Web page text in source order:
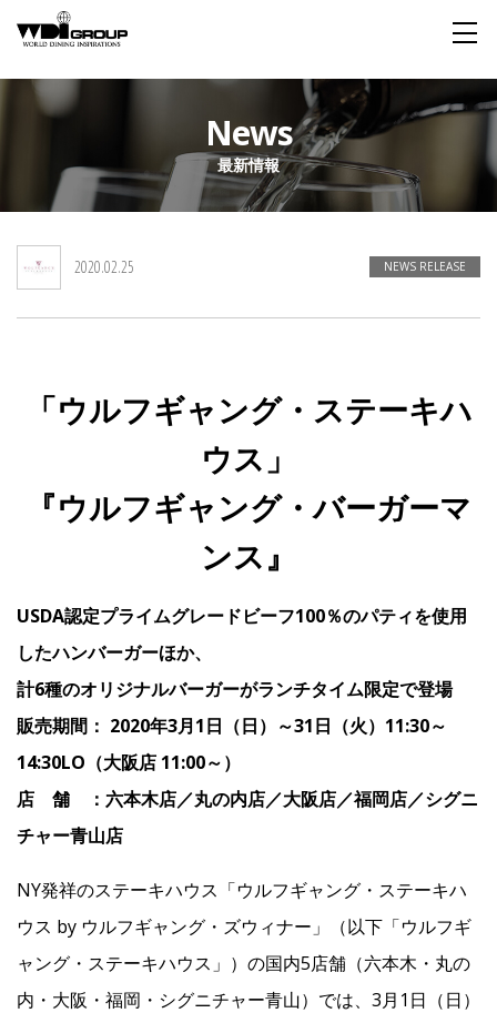
About WDI
WDI STANDARD
私たちが大切にするもの 舞台は世界
Social Responsibility Sustainability
Restaurant
Wedding
IR
財務・業績情報 IRライブラリー 株式情報 電子公告 IRカレンダー
よくあるご質問 IRお問い合わせ 免責事項
Recruit
Contact
News
最新情報
2020.02.25 NEWS RELEASE
「ウルフギャング・ステーキハ
ウス」
『ウルフギャング・バーガーマ
ンス』
USDA認定プライムグレードビーフ100％のパティを使用
したハンバーガーほか、
計6種のオリジナルバーガーがランチタイム限定で登場
販売期間： 2020年3月1日（日）～31日（火）11:30～
14:30LO（大阪店 11:00～）
店 舗 ：六本木店／丸の内店／大阪店／福岡店／シグニ
チャー青山店
NY発祥のステーキハウス「ウルフギャング・ステーキハ
ウス by ウルフギャング・ズウィナー」（以下「ウルフギ
ャング・ステーキハウス」）の国内5店舗（六本木・丸の
内・大阪・福岡・シグニチャー青山）では、3月1日（日）